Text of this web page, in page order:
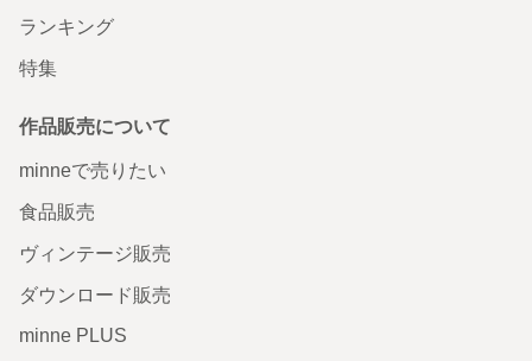
ランキング
特集
作品販売について
minneで売りたい
食品販売
ヴィンテージ販売
ダウンロード販売
minne PLUS